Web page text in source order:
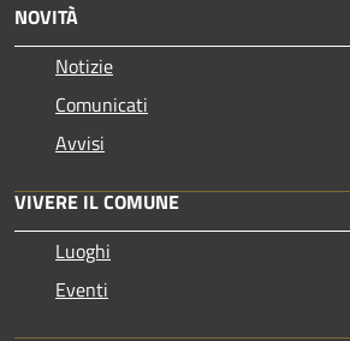
NOVITÀ
Notizie
Comunicati
Avvisi
VIVERE IL COMUNE
Luoghi
Eventi